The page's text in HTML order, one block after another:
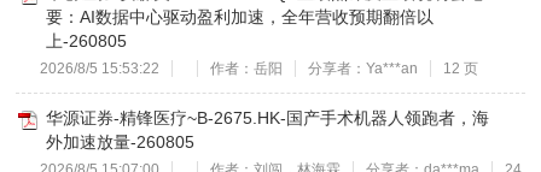
要：AI数据中心驱动盈利加速，全年营收预期翻倍以
上-260805
2026/8/5 15:53:22 作者：岳阳 分享者：Ya***an 12 页
华源证券-精锋医疗~B-2675.HK-国产手术机器人领跑者，海
外加速放量-260805